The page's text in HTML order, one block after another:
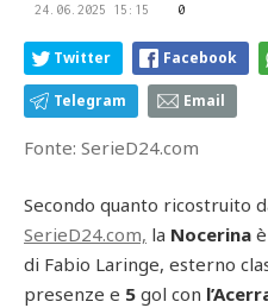
24.06.2025 15:15 0
Twitter Facebook
Telegram Email
Fonte: SerieD24.com
Secondo quanto ricostruito
SerieD24.com, la Nocerina
di Fabio Laringe, esterno
presenze e 5 gol con